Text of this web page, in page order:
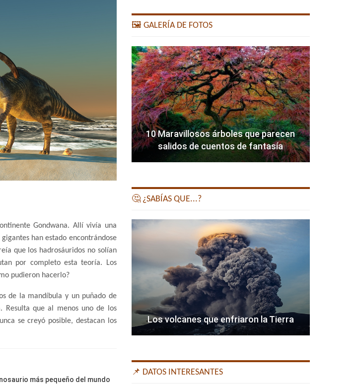
Gondwana. Allí vivía una
han estado encontrándose
que los hadrosáuridos no solían
por completo esta teoría. Los
pudieron hacerlo?
de la mandíbula y un puñado de
que al menos uno de los
se creyó posible, destacan los
más pequeño del mundo
🖼️ GALERÍA DE FOTOS
10 Maravillosos árboles que parecen
salidos de cuentos de fantasía
🤔 ¿SABÍAS QUE...?
Los volcanes que enfriaron la Tierra
📌 DATOS INTERESANTES